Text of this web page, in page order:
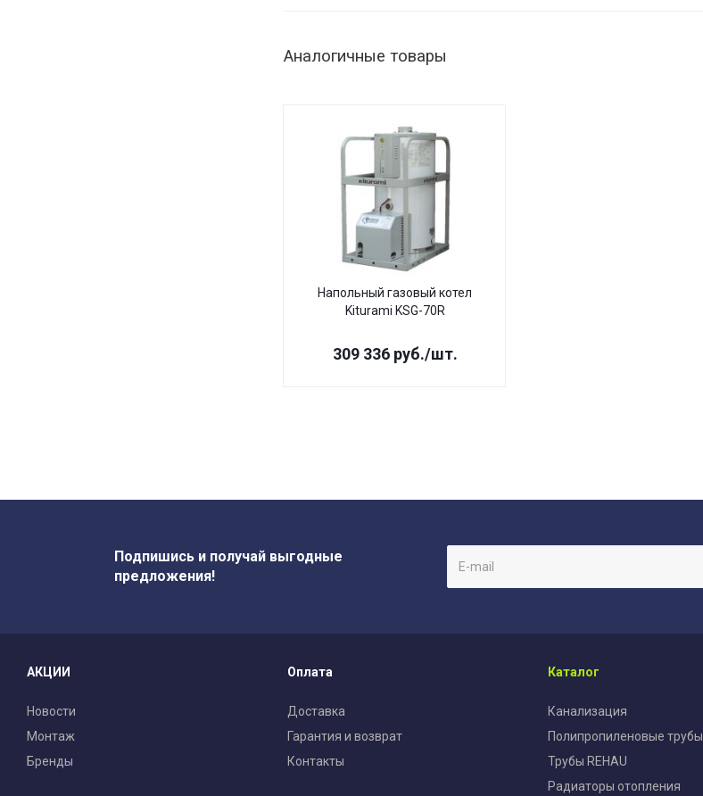
Аналогичные товары
Напольный газовый котел
Kiturami KSG-70R
309 336руб./шт.
Подпишись и получай выгодные
предложения!
АКЦИИ
Новости
Монтаж
Бренды
Оплата
Доставка
Гарантия и возврат
Контакты
Каталог
Канализация
Полипропиленовые трубы
Трубы REHAU
Радиаторы отопления